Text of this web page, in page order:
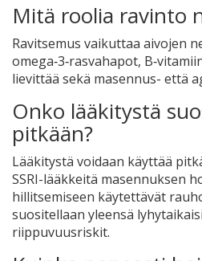
Mitä roolia ravinto
Ravitsemus vaikuttaa aivojen
omega‑3‑rasvahapot,
lievittää sekä masennus- että
Onko lääkitystä
pitkään?
Lääkitystä voidaan käyttää
SSRI-lääkkeitä masennuksen
hillitsemiseen käytettävät
suositellaan yleensä
riippuvuusriskit.